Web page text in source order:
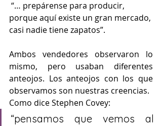
porque aquí existe un gran mercado,
casi nadie tiene zapatos”.
Ambos vendedores observaron lo
mismo, pero usaban diferentes
anteojos. Los anteojos con los que
observamos son nuestras creencias.
Como dice Stephen Covey:
“pensamos que vemos al